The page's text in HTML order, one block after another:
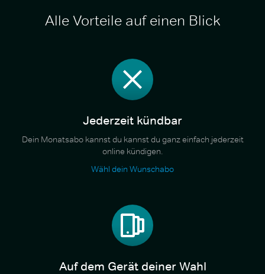
Alle Vorteile auf einen Blick
Jederzeit kündbar
Dein Monatsabo kannst du kannst du ganz einfach jederzeit
online kündigen.
Wähl dein Wunschabo
Auf dem Gerät deiner Wahl